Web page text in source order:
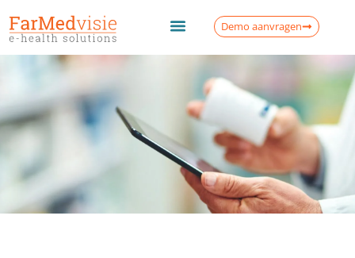
Demo aanvragen